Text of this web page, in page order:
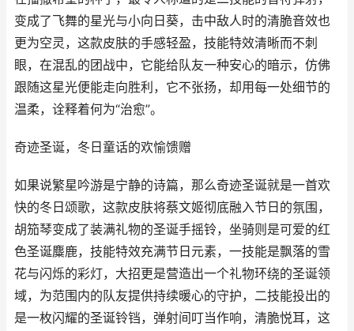
变成了飞舞的星光与小向日葵，击中敌人时的清脆音效也
更为空灵，这款皮肤的手感轻盈，技能特效清晰而不刺
眼，在混乱的团战中，它能给队友一种安心的暗示，仿佛
跟随这星光便能走向胜利，它不张扬，却用每一处细节的
温柔，诠释着何为“治愈”。
奇迹圣诞，冬日童话的欢愉馈赠
如果说繁星吟游是宁静的诗篇，那么奇迹圣诞就是一首欢
快的冬日颂歌，这款皮肤将蔡文姬彻底融入节日的氛围，
胡笳琴变成了装满礼物的圣诞手摇铃，坐骑则是可爱的红
色圣诞麋鹿，技能特效充满节日元素，一技能是飘落的雪
花与闪烁的彩灯，大招更是营造出一个礼物环绕的圣诞领
域，为范围内的队友提供持续暖心的守护，二技能投出的
是一枚闪耀的圣诞铃铛，弹射间叮当作响，清脆悦耳，这